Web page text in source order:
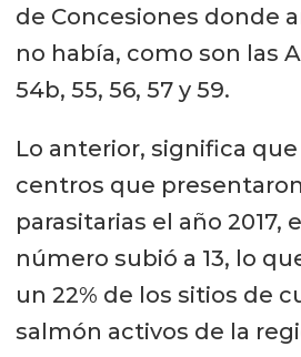
de Concesiones donde
no había, como son las
54b, 55, 56, 57 y 59.
Lo anterior, significa
centros que
parasitarias el año 2017,
número subió a 13, lo
un 22% de los sitios de
salmón activos de la